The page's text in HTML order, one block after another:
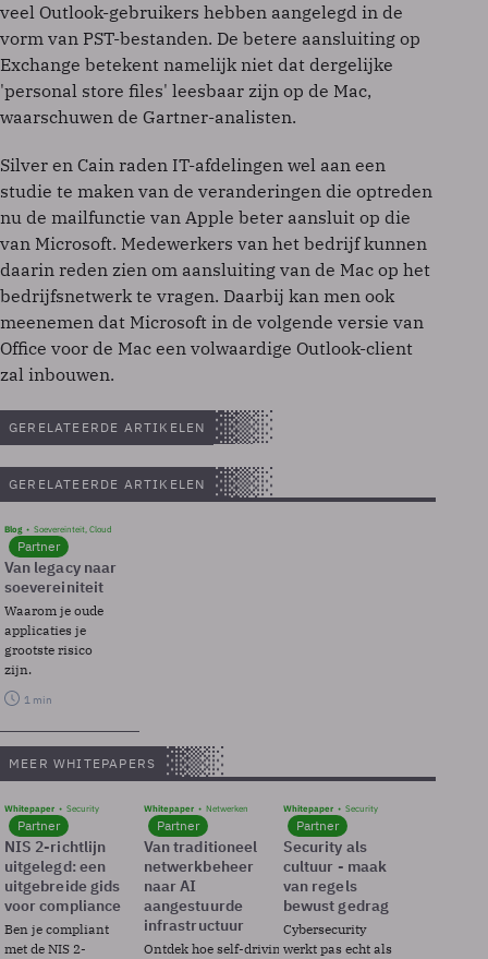
veel Outlook-gebruikers hebben aangelegd in de
vorm van PST-bestanden. De betere aansluiting op
Exchange betekent namelijk niet dat dergelijke
'personal store files' leesbaar zijn op de Mac,
waarschuwen de Gartner-analisten.
Silver en Cain raden IT-afdelingen wel aan een
studie te maken van de veranderingen die optreden
nu de mailfunctie van Apple beter aansluit op die
van Microsoft. Medewerkers van het bedrijf kunnen
daarin reden zien om aansluiting van de Mac op het
bedrijfsnetwerk te vragen. Daarbij kan men ook
meenemen dat Microsoft in de volgende versie van
Office voor de Mac een volwaardige Outlook-client
zal inbouwen.
GERELATEERDE ARTIKELEN
GERELATEERDE ARTIKELEN
Blog Soevereinteit, Cloud
Partner
Van legacy naar
soevereiniteit
Waarom je oude
applicaties je
grootste risico
zijn.
1 min
MEER WHITEPAPERS
Whitepaper Security
Partner
NIS 2-richtlijn
uitgelegd: een
uitgebreide gids
voor compliance
Ben je compliant
met de NIS 2-
Whitepaper Netwerken
Partner
Van traditioneel
netwerkbeheer
naar AI
aangestuurde
infrastructuur
Ontdek hoe self-driving
Whitepaper Security
Partner
Security als
cultuur - maak
van regels
bewust gedrag
Cybersecurity
werkt pas echt als